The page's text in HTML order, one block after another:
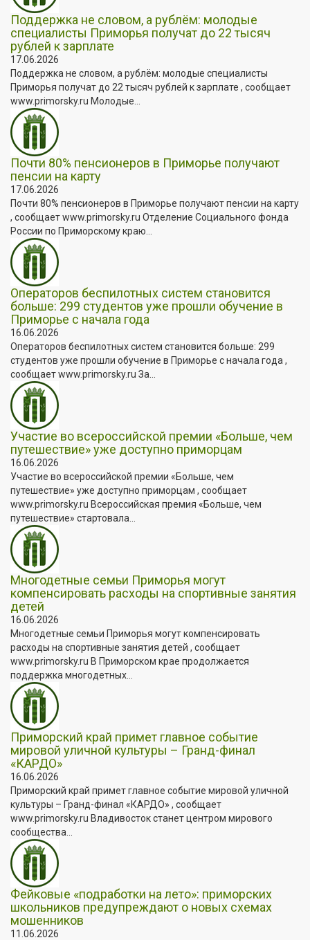
Поддержка не словом, а рублём: молодые
специалисты Приморья получат до 22 тысяч
рублей к зарплате
17.06.2026
Поддержка не словом, а рублём: молодые специалисты
Приморья получат до 22 тысяч рублей к зарплате , сообщает
www.primorsky.ru Молодые...
Почти 80% пенсионеров в Приморье получают
пенсии на карту
17.06.2026
Почти 80% пенсионеров в Приморье получают пенсии на карту
, сообщает www.primorsky.ru Отделение Социального фонда
России по Приморскому краю...
Операторов беспилотных систем становится
больше: 299 студентов уже прошли обучение в
Приморье с начала года
16.06.2026
Операторов беспилотных систем становится больше: 299
студентов уже прошли обучение в Приморье с начала года ,
сообщает www.primorsky.ru За...
Участие во всероссийской премии «Больше, чем
путешествие» уже доступно приморцам
16.06.2026
Участие во всероссийской премии «Больше, чем
путешествие» уже доступно приморцам , сообщает
www.primorsky.ru Всероссийская премия «Больше, чем
путешествие» стартовала...
Многодетные семьи Приморья могут
компенсировать расходы на спортивные занятия
детей
16.06.2026
Многодетные семьи Приморья могут компенсировать
расходы на спортивные занятия детей , сообщает
www.primorsky.ru В Приморском крае продолжается
поддержка многодетных...
Приморский край примет главное событие
мировой уличной культуры – Гранд-финал
«КАРДО»
16.06.2026
Приморский край примет главное событие мировой уличной
культуры – Гранд-финал «КАРДО» , сообщает
www.primorsky.ru Владивосток станет центром мирового
сообщества...
Фейковые «подработки на лето»: приморских
школьников предупреждают о новых схемах
мошенников
11.06.2026